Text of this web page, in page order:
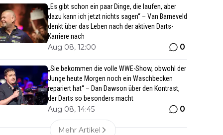
„Es gibt schon ein paar Dinge, die laufen, aber
dazu kann ich jetzt nichts sagen“ – Van Barneveld
denkt über das Leben nach der aktiven Darts-
Karriere nach
Aug 08, 12:00 0
„Sie bekommen die volle WWE-Show, obwohl der
Junge heute Morgen noch ein Waschbecken
repariert hat“ – Dan Dawson über den Kontrast,
der Darts so besonders macht
Aug 08, 14:45 0
Mehr Artikel